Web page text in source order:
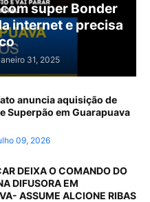
super Bonder
internet e precisa
31, 2025
anuncia aquisição de
Superpão em Guarapuava
09, 2026
DEIXA O COMANDO DO
DIFUSORA EM
ASSUME ALCIONE RIBAS